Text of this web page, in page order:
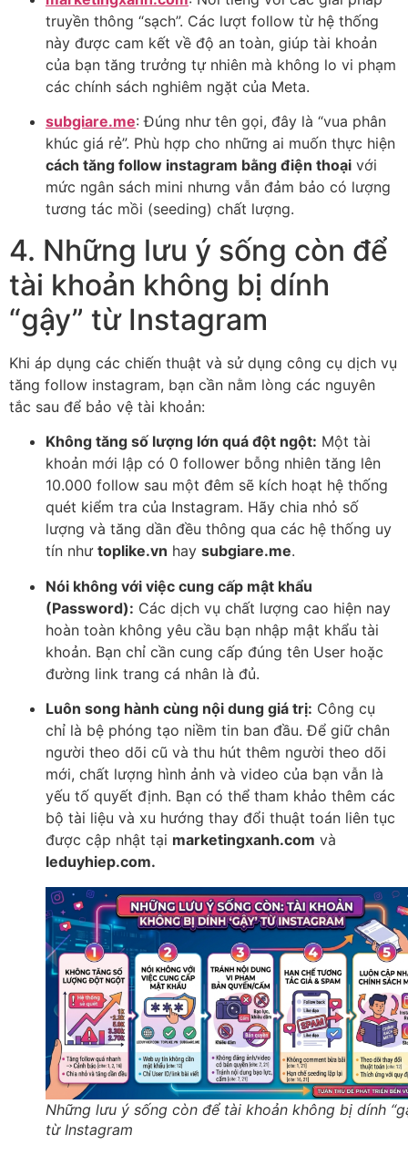
truyền thông “sạch”. Các lượt follow từ hệ thống
này được cam kết về độ an toàn, giúp tài khoản
của bạn tăng trưởng tự nhiên mà không lo vi phạm
các chính sách nghiêm ngặt của Meta.
subgiare.me: Đúng như tên gọi, đây là “vua phân
khúc giá rẻ”. Phù hợp cho những ai muốn thực hiện
cách tăng follow instagram bằng điện thoại với
mức ngân sách mini nhưng vẫn đảm bảo có lượng
tương tác mồi (seeding) chất lượng.
4. Những lưu ý sống còn để
tài khoản không bị dính
“gậy” từ Instagram
Khi áp dụng các chiến thuật và sử dụng công cụ dịch vụ
tăng follow instagram, bạn cần nằm lòng các nguyên
tắc sau để bảo vệ tài khoản:
Không tăng số lượng lớn quá đột ngột: Một tài
khoản mới lập có 0 follower bỗng nhiên tăng lên
10.000 follow sau một đêm sẽ kích hoạt hệ thống
quét kiểm tra của Instagram. Hãy chia nhỏ số
lượng và tăng dần đều thông qua các hệ thống uy
tín như toplike.vn hay subgiare.me.
Nói không với việc cung cấp mật khẩu
(Password): Các dịch vụ chất lượng cao hiện nay
hoàn toàn không yêu cầu bạn nhập mật khẩu tài
khoản. Bạn chỉ cần cung cấp đúng tên User hoặc
đường link trang cá nhân là đủ.
Luôn song hành cùng nội dung giá trị: Công cụ
chỉ là bệ phóng tạo niềm tin ban đầu. Để giữ chân
người theo dõi cũ và thu hút thêm người theo dõi
mới, chất lượng hình ảnh và video của bạn vẫn là
yếu tố quyết định. Bạn có thể tham khảo thêm các
bộ tài liệu và xu hướng thay đổi thuật toán liên tục
được cập nhật tại marketingxanh.com và
leduyhiep.com.
Những lưu ý sống còn để tài khoản không bị dính
từ Instagram